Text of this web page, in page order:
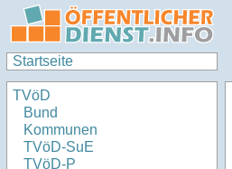
Startseite
TVöD
Bund
Kommunen
TVöD-SuE
TVöD-P